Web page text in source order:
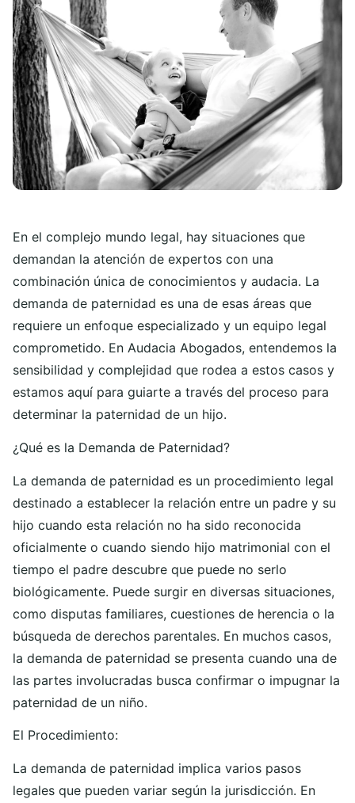
En el complejo mundo legal, hay situaciones que
demandan la atención de expertos con una
combinación única de conocimientos y audacia. La
demanda de paternidad es una de esas áreas que
requiere un enfoque especializado y un equipo legal
comprometido. En Audacia Abogados, entendemos la
sensibilidad y complejidad que rodea a estos casos y
estamos aquí para guiarte a través del proceso para
determinar la paternidad de un hijo.
¿Qué es la Demanda de Paternidad?
La demanda de paternidad es un procedimiento legal
destinado a establecer la relación entre un padre y su
hijo cuando esta relación no ha sido reconocida
oficialmente o cuando siendo hijo matrimonial con el
tiempo el padre descubre que puede no serlo
biológicamente. Puede surgir en diversas situaciones,
como disputas familiares, cuestiones de herencia o la
búsqueda de derechos parentales. En muchos casos,
la demanda de paternidad se presenta cuando una de
las partes involucradas busca confirmar o impugnar la
paternidad de un niño.
El Procedimiento:
La demanda de paternidad implica varios pasos
legales que pueden variar según la jurisdicción. En